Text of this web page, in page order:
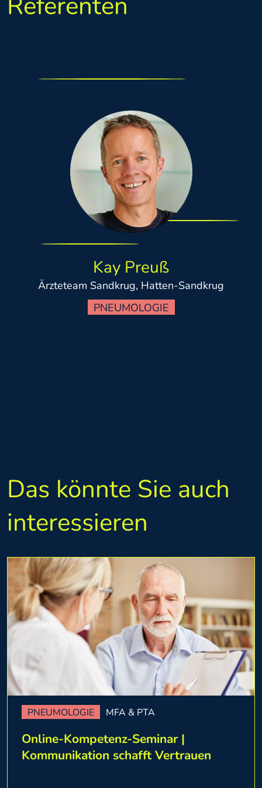
Kay Preuß
Ärzteteam Sandkrug, Hatten-Sandkrug
PNEUMOLOGIE
Das könnte Sie auch
interessieren
PNEUMOLOGIE MFA & PTA
Online-Kompetenz-Seminar |
Kommunikation schafft Vertrauen